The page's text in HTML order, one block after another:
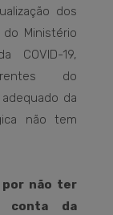
dos
Ministério
COVID-19,
do
da
não tem
por não ter
conta da